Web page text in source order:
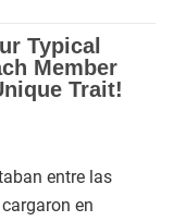
entre las
en